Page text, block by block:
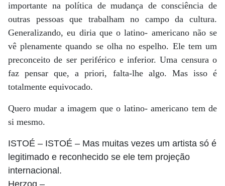
importante na política de mudança de consciência de
outras pessoas que trabalham no campo da cultura.
Generalizando, eu diria que o latino- americano não se
vê plenamente quando se olha no espelho. Ele tem um
preconceito de ser periférico e inferior. Uma censura o
faz pensar que, a priori, falta-lhe algo. Mas isso é
totalmente equivocado.
Quero mudar a imagem que o latino- americano tem de
si mesmo.
ISTOÉ – ISTOÉ – Mas muitas vezes um artista só é
legitimado e reconhecido se ele tem projeção
internacional.
Herzog –